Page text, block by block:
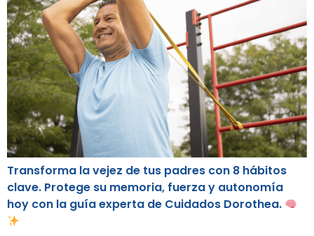
Transforma la vejez de tus padres con 8 hábitos
clave. Protege su memoria, fuerza y autonomía
hoy con la guía experta de Cuidados Dorothea.